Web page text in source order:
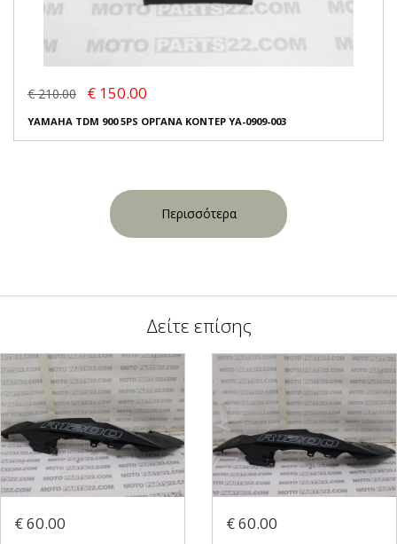
€ 210.00 € 150.00
YAMAHA TDM 900 5PS ΟΡΓΑΝΑ ΚΟΝΤΕΡ YA-0909-003
Περισσότερα
Δείτε επίσης
€ 60.00 € 60.00